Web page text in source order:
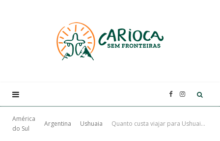
F I
América
do Sul
Argentina Ushuaia Quanto custa viajar para Ushuaia, Argentina: preços de passeios, hotéis e mais